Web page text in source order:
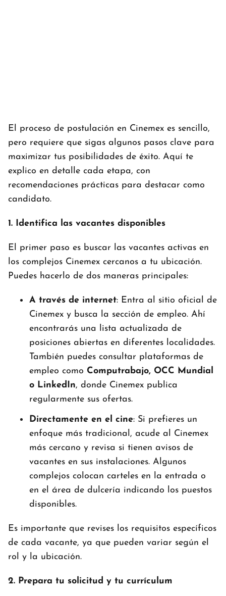
El proceso de postulación en Cinemex es sencillo,
pero requiere que sigas algunos pasos clave para
maximizar tus posibilidades de éxito. Aquí te
explico en detalle cada etapa, con
recomendaciones prácticas para destacar como
candidato.
1. Identifica las vacantes disponibles
El primer paso es buscar las vacantes activas en
los complejos Cinemex cercanos a tu ubicación.
Puedes hacerlo de dos maneras principales:
A través de internet: Entra al sitio oficial de
Cinemex y busca la sección de empleo. Ahí
encontrarás una lista actualizada de
posiciones abiertas en diferentes localidades.
También puedes consultar plataformas de
empleo como Computrabajo, OCC Mundial
o LinkedIn, donde Cinemex publica
regularmente sus ofertas.
Directamente en el cine: Si prefieres un
enfoque más tradicional, acude al Cinemex
más cercano y revisa si tienen avisos de
vacantes en sus instalaciones. Algunos
complejos colocan carteles en la entrada o
en el área de dulcería indicando los puestos
disponibles.
Es importante que revises los requisitos específicos
de cada vacante, ya que pueden variar según el
rol y la ubicación.
2. Prepara tu solicitud y tu currículum